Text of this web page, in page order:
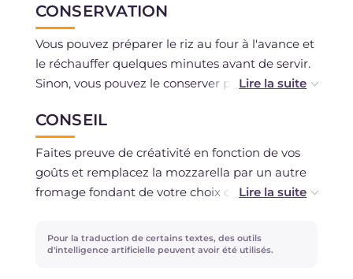
CONSERVATION
Vous pouvez préparer le riz au four à l'avance et
le réchauffer quelques minutes avant de servir.
Sinon, vous pouvez le conserver pendant 1 jour
vous préférez, vous pouvez également le
congeler après cuisson.
CONSEIL
Faites preuve de créativité en fonction de vos
goûts et remplacez la mozzarella par un autre
fromage fondant de votre choix comme la
plus riche, vous pouvez ajouter d'autres
ingrédients alléchants comme des œufs durs
Pour la traduction de certains textes, des outils
d'intelligence artificielle peuvent avoir été utilisés.